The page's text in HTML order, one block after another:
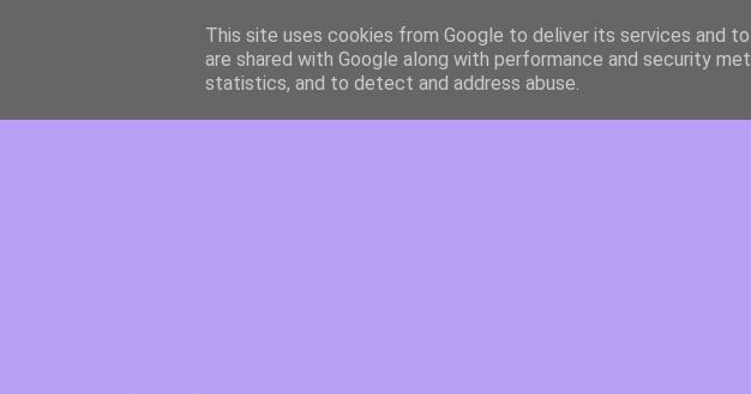
This site uses cookies from Google to deliver its services and
are shared with Google along with performance and security
statistics, and to detect and address abuse.